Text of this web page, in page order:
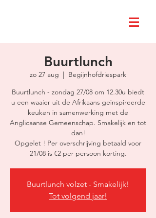
Buurtlunch
zo 27 aug
  |
Begijnhofdriespark
Buurtlunch - zondag 27/08 om 12.30u biedt
u een waaier uit de Afrikaans geïnspireerde
keuken in samenwerking met de
Anglicaanse Gemeenschap. Smakelijk en tot
dan!
Opgelet ! Per overschrijving betaald voor
21/08 is €2 per persoon korting.
Buurtlunch volzet - Smakelijk!
Tot volgend jaar!